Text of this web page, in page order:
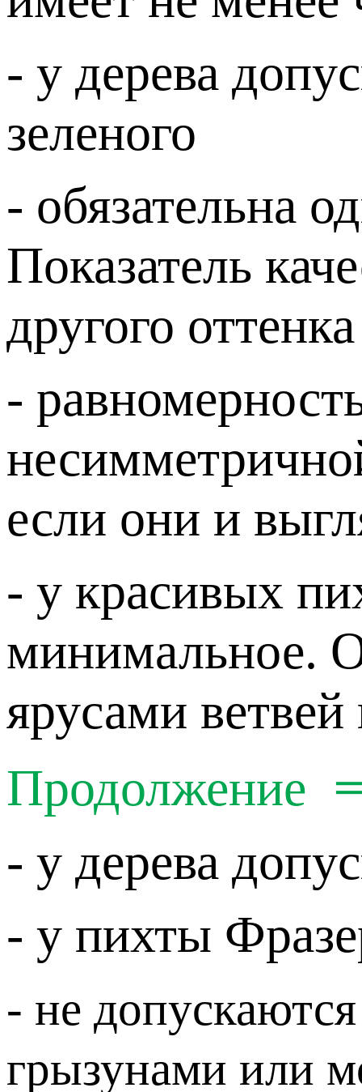
- у дерева
зеленого
- обязательна
Показатель
другого
-
если они и
- у красивых
минимальное.
ярусами
Продолжение
- у дерева
- у пихты
- не
грызунами или